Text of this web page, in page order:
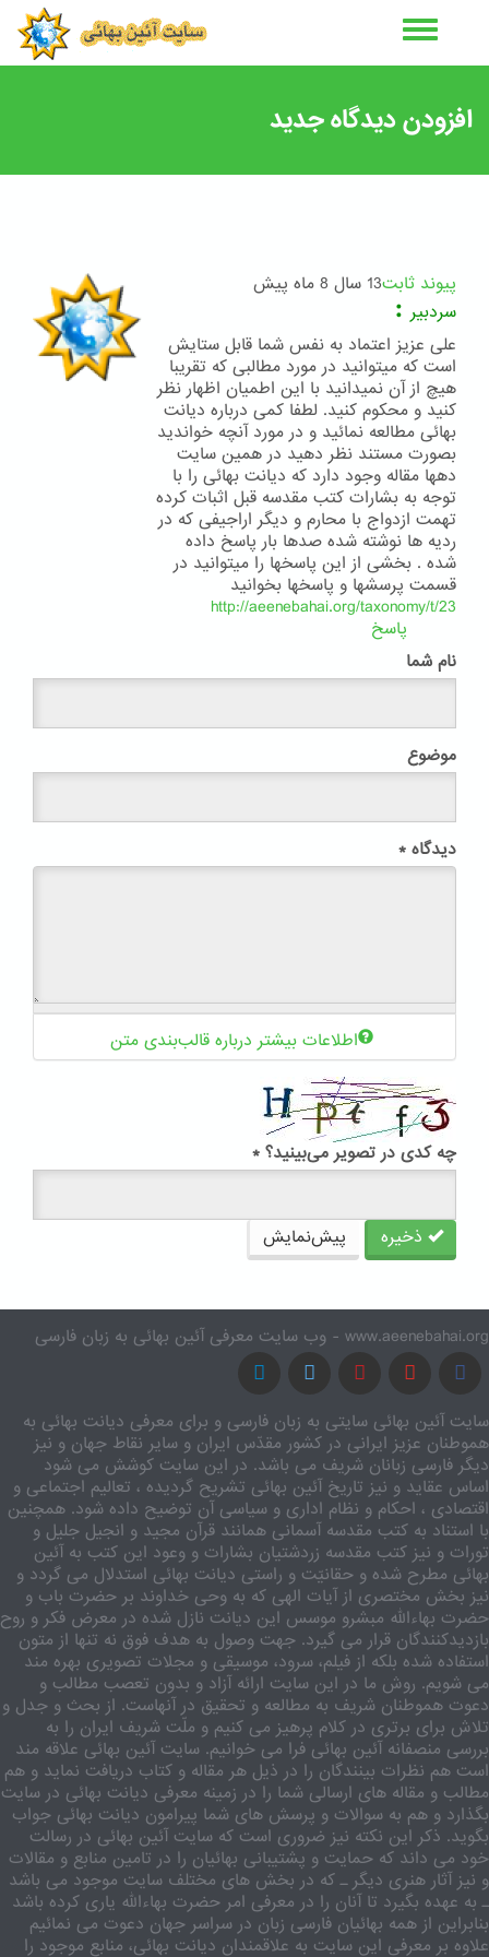
افزودن دیدگاه جدید
پیوند ثابت13 سال 8 ماه پیش
سردبیر:
علی عزیز اعتماد به نفس شما قابل ستایش
است که میتوانید در مورد مطالبی که تقریبا
هیچ از آن نمیدانید با این اطمیان اظهار نظر
کنید و محکوم کنید. لطفا کمی درباره دیانت
بهائی مطالعه نمائید و در مورد آنچه خواندید
بصورت مستند نظر دهید در همین سایت
دهها مقاله وجود دارد که دیانت بهائی را با
توجه به بشارات کتب مقدسه قبل اثبات کرده
تهمت ازدواج با محارم و دیگر اراجیفی که در
ردیه ها نوشته شده صدها بار پاسخ داده
شده . بخشی از این پاسخها را میتوانید در
قسمت پرسشها و پاسخها بخوانید
http://aeenebahai.org/taxonomy/t/23
پاسخ
نام شما
موضوع
دیدگاه *
اطلاعات بیشتر درباره قالب‌بندی متن
چه کدی در تصویر می‌بینید؟ *
ذخیره پیش‌نمایش
www.aeenebahai.org - وب سایت معرفی آئین بهائی به زبان فارسی
سایت آئین بهائی سایتی به زبان فارسی و برای معرفی دیانت بهائی به
هموطنان عزیز ایرانی در کشور مقدّس ایران و سایر نقاط جهان و نیز
دیگر فارسی زبانان شریف می باشد. در این سایت کوشش می شود
اساس عقاید و نیز تاریخ آئین بهائی تشریح گردیده ، تعالیم اجتماعی و
اقتصادی ، احکام و نظام اداری و سیاسی آن توضیح داده شود. همچنین
با استناد به کتب مقدسه آسمانی همانند قرآن مجید و انجیل جلیل و
تورات و نیز کتب مقدسه زردشتیان بشارات و وعود این کتب به آئین
بهائی مطرح شده و حقانیّت و راستی دیانت بهائی استدلال می گردد و
نیز بخش مختصری از آیات الهی که به وحی خداوند بر حضرت باب و
حضرت بهاءالله مبشرو موسس این دیانت نازل شده در معرض فکر و روح
بازدیدکنندگان قرار می گیرد. جهت وصول به هدف فوق نه تنها از متون
استفاده شده بلکه از فیلم، سرود، موسیقی و مجلات تصویری بهره مند
می شویم. روش ما در این سایت ارائه آزاد و بدون تعصب مطالب و
دعوت هموطنان شریف به مطالعه و تحقیق در آنهاست. از بحث و جدل و
تلاش برای برتری در کلام پرهیز می کنیم و ملّت شریف ایران را به
بررسی منصفانه آئین بهائی فرا می خوانیم. سایت آئین بهائی علاقه مند
است هم نظرات بینندگان را در ذیل هر مقاله و کتاب دریافت نماید و هم
مطالب و مقاله های ارسالی شما را در زمینه معرفی دیانت بهائی در سایت
بگذارد و هم به سوالات و پرسش های شما پیرامون دیانت بهائی جواب
بگوید. ذکر این نکته نیز ضروری است که سایت آئین بهائی در رسالت
خود می داند که حمایت و پشتیبانی بهائیان را در تامین منابع و مقالات
و نیز آثار هنری دیگر ـ که در بخش های مختلف سایت موجود می باشد
ـ به عهده بگیرد تا آنان را در معرفی امر حضرت بهاءالله یاری کرده باشد
بنابراین از همه بهائیان فارسی زبان در سراسر جهان دعوت می نمائیم
علاوه بر معرفی این سایت به علاقمندان دیانت بهائی، منابع موجود را